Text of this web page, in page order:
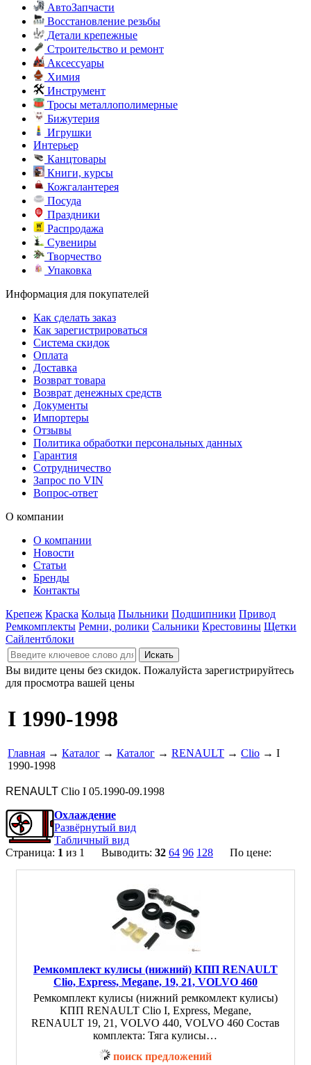
АвтоЗапчасти
Восстановление резьбы
Детали крепежные
Строительство и ремонт
Аксессуары
Химия
Инструмент
Тросы металлополимерные
Бижутерия
Игрушки
Интерьер
Канцтовары
Книги, курсы
Кожгалантерея
Посуда
Праздники
Распродажа
Сувениры
Творчество
Упаковка
Информация для покупателей
Как сделать заказ
Как зарегистрироваться
Система скидок
Оплата
Доставка
Возврат товара
Возврат денежных средств
Документы
Импортеры
Отзывы
Политика обработки персональных данных
Гарантия
Сотрудничество
Запрос по VIN
Вопрос-ответ
О компании
О компании
Новости
Статьи
Бренды
Контакты
Крепеж Краска Кольца Пыльники Подшипники Привод
Ремкомплекты Ремни, ролики Сальники Крестовины Щетки
Сайлентблоки
Вы видите цены без скидок. Пожалуйста зарегистрируйтесь
для просмотра вашей цены
I 1990-1998
Главная → Каталог → Каталог → RENAULT → Clio → I
1990-1998
RENAULT Clio I 05.1990-09.1998
Охлаждение
Развёрнутый вид
Табличный вид
Страница: 1 из 1 Выводить: 32 64 96 128 По цене:
Ремкомплект кулисы (нижний) КПП RENAULT
Clio, Express, Megane, 19, 21, VOLVO 460
Ремкомплект кулисы (нижний ремкомлект кулисы)
КПП RENAULT Clio I, Express, Megane,
RENAULT 19, 21, VOLVO 440, VOLVO 460 Состав
комплекта: Тяга кулисы…
поиск предложений